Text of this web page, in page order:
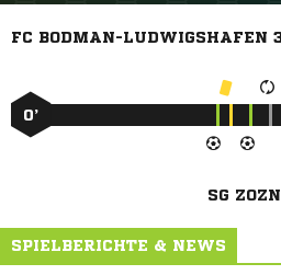
FC BODMAN-LUDWIGSHAFEN
0’
SG
SPIELBERICHTE & NEWS